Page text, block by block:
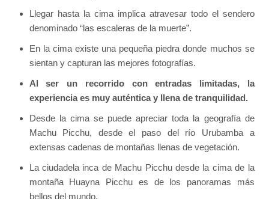
Llegar hasta la cima implica atravesar todo el sendero
denominado “las escaleras de la muerte”.
En la cima existe una pequeña piedra donde muchos se
sientan y capturan las mejores fotografías.
Al ser un recorrido con entradas limitadas, la
experiencia es muy auténtica y llena de tranquilidad.
Desde la cima se puede apreciar toda la geografía de
Machu Picchu, desde el paso del río Urubamba a
extensas cadenas de montañas llenas de vegetación.
La ciudadela inca de Machu Picchu desde la cima de la
montaña Huayna Picchu es de los panoramas más
bellos del mundo.